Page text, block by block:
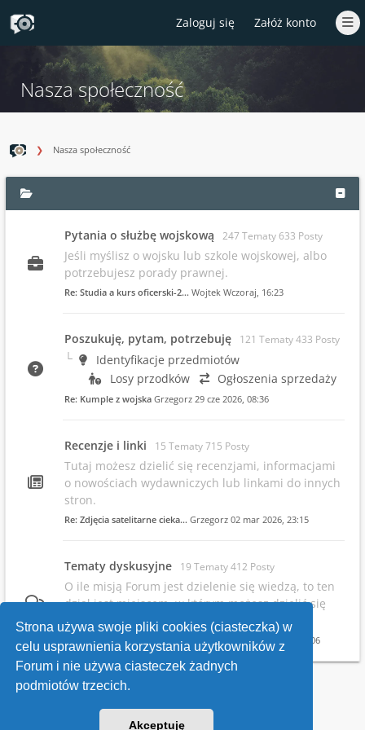
Strona używa swoje pliki cookies (ciasteczka) w
celu usprawnienia korzystania użytkowników z
Forum i nie używa ciasteczek żadnych
podmiotów trzecich.
Akceptuję
Zaloguj się Załóż konto
Nasza społeczność
Nasza społeczność
Pytania o służbę wojskową 247 Tematy 633 Posty
Jeśli myślisz o wojsku lub szkole wojskowej, albo
potrzebujesz porady prawnej.
Re: Studia a kurs oficerski-2… Wojtek Wczoraj, 16:23
Poszukuję, pytam, potrzebuję 121 Tematy 433 Posty
Identyfikacje przedmiotów
Losy przodków
Ogłoszenia sprzedaży
Re: Kumple z wojska Grzegorz 29 cze 2026, 08:36
Recenzje i linki 15 Tematy 715 Posty
Tutaj możesz dzielić się recenzjami, informacjami
o nowościach wydawniczych lub linkami do innych
stron.
Re: Zdjęcia satelitarne cieka… Grzegorz 02 mar 2026, 23:15
Tematy dyskusyjne 19 Tematy 412 Posty
O ile misją Forum jest dzielenie się wiedzą, to ten
dział jest miejscem, w którym możesz dzielić się
swoimi opiniami.
Re: Infowsparcie.net/wria/ pr… Grzegorz 19 maja 2026, 22:06